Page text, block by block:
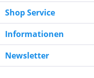
4 * 7 = ?
Shop Service
Informationen
Newsletter